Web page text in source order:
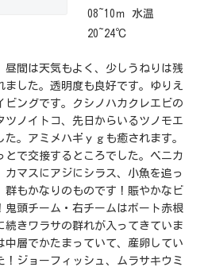
08~10ｍ 水温
20~24℃
昼間は天気もよく、少しうねりは残
ました。透明度も良好です。ゆりえ
ビングです。クシノハカクレエビの
ツノイトコ、先日からいるツノモエ
。アミメハギｙｇも癒されます。
とで交接するところでした。ベニカ
カマスにアジにシラス、小魚を追っ
群もかなりのものです！賑やかなビ
鬼頭チーム・右チームはボート赤根
続きワラサの群れが入ってきていま
中層でかたまっていて、産卵してい
！ジョーフィッシュ、ムラサキウミ